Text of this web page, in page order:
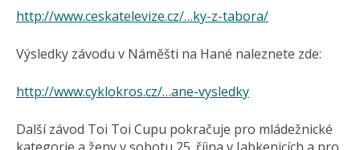
http://www.ceskatelevize.cz/…ky-z-tabora/
Výsledky závodu v Náměšti na Hané naleznete zde:
http://www.cyklokros.cz/…ane-vysledky
Další závod Toi Toi Cupu pokračuje pro mládežnické